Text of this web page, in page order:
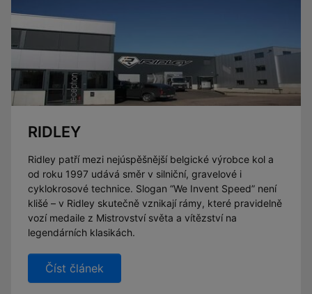
RIDLEY
Ridley patří mezi nejúspěšnější belgické výrobce kol a
od roku 1997 udává směr v silniční, gravelové i
cyklokrosové technice. Slogan “We Invent Speed” není
klišé – v Ridley skutečně vznikají rámy, které pravidelně
vozí medaile z Mistrovství světa a vítězství na
legendárních klasikách.
Číst článek